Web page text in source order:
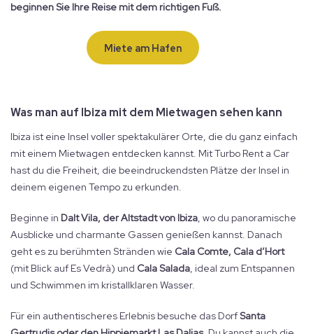
beginnen Sie Ihre Reise mit dem richtigen Fuß.
Miete am Hafen
Was man auf Ibiza mit dem Mietwagen sehen kann
Ibiza ist eine Insel voller spektakulärer Orte, die du ganz einfach
mit einem Mietwagen entdecken kannst. Mit Turbo Rent a Car
hast du die Freiheit, die beeindruckendsten Plätze der Insel in
deinem eigenen Tempo zu erkunden.
Beginne in Dalt Vila, der Altstadt von Ibiza , wo du panoramische
Ausblicke und charmante Gassen genießen kannst. Danach
geht es zu berühmten Stränden wie Cala Comte, Cala d’Hort
(mit Blick auf Es Vedrà) und Cala Salada , ideal zum Entspannen
und Schwimmen im kristallklaren Wasser.
Für ein authentischeres Erlebnis besuche das DorfSanta